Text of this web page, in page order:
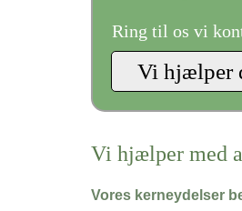
Ring til os vi
Vi hjælper med
Vores kerneydelser